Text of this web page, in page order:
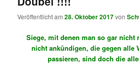
Veröffentlicht am28. Oktober 2017von
Siege, mit denen man so gar nicht
nicht ankündigen, die gegen alle
passieren, sind doch die